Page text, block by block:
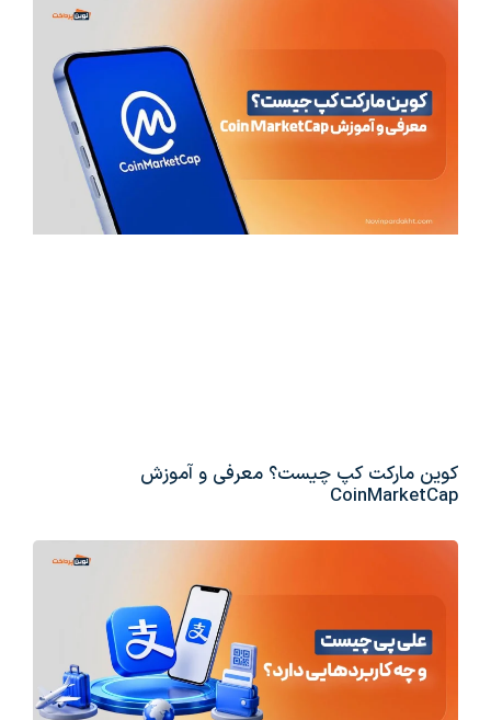
کوین مارکت کپ چیست؟ معرفی و آموزش
CoinMarketCap